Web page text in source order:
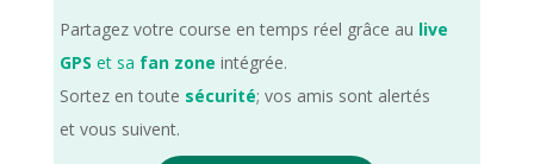
Partagez votre course en temps réel grâce au live
GPS et sa fan zone intégrée.
Sortez en toute sécurité; vos amis sont alertés
et vous suivent.